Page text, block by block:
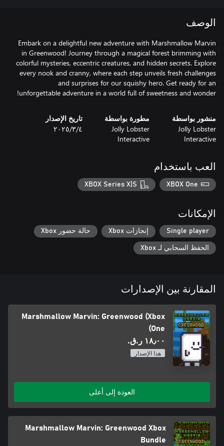
الوصف
Embark on a delightful new adventure with Marshmallow Marvin
in Greenwood! Journey through a magical forest brimming with
colorful mysteries, eccentric creatures, and hidden secrets. Explore
every nook and cranny, where each step unveils fresh challenges
and surprises for our squishy hero. Get ready for an
unforgettable adventure in a world full of sweetness and wonder!
منشور بواسطة
Jolly Lobster
Interactive
مطورة بواسطة
Jolly Lobster
Interactive
تاريخ الإصدار
٤‏/٣‏/٢٠٢٥
العب باستخدام
XBOX One
XBOX Series X|S
الإمكانات
Single player إنجازات Xbox حالة حضور Xbox
الحفظ السحابي لـ Xbox
المقارنة بين الإصدارات
Marshmallow Marvin: Greenwood (Xbox
One)
١٨٫٠٠ ر.ق.‏
هذا الإصدار
العودة إلى أعلى
Marshmallow Marvin: Greenwood Xbox
Bundle